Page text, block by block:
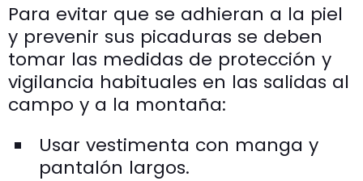
Para evitar que se adhieran a la piel
y prevenir sus picaduras se deben
tomar las medidas de protección y
vigilancia habituales en las salidas al
campo y a la montaña:
Usar vestimenta con manga y
pantalón largos.